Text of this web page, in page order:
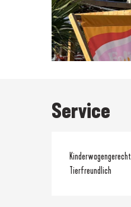
Service
Kinderwagengerecht
Tierfreundlich